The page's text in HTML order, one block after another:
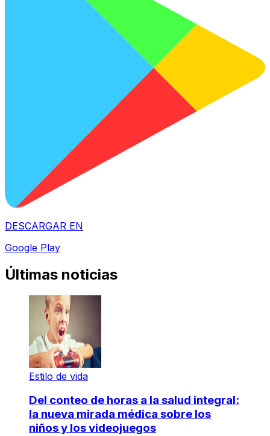
DESCARGAR EN
Google Play
Últimas noticias
Estilo de vida
Del conteo de horas a la salud integral:
la nueva mirada médica sobre los
niños y los videojuegos